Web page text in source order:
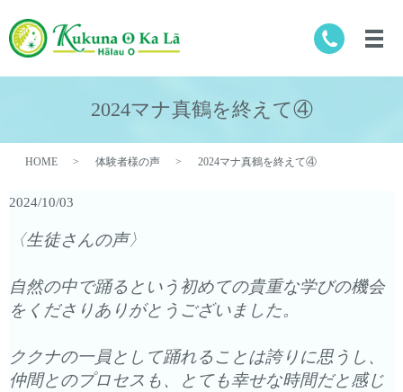
2024マナ真鶴を終えて④
HOME 体験者様の声 2024マナ真鶴を終えて④
2024/10/03
〈生徒さんの声〉
自然の中で踊るという初めての貴重な学びの機会
をくださりありがとうございました。
ククナの一員として踊れることは誇りに思うし、
仲間とのプロセスも、とても幸せな時間だと感じ